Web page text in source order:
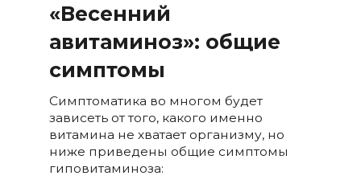
«Весенний
авитаминоз»: общие
симптомы
Симптоматика во многом будет
зависеть от того, какого именно
витамина не хватает организму, но
ниже приведены общие симптомы
гиповитаминоза: